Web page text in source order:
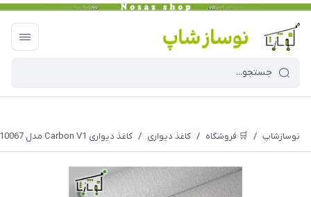
نوسازشاپ / 🛒 فروشگاه / کاغذ دیواری / کاغذ دیواری Carbon V1 مدل 10067